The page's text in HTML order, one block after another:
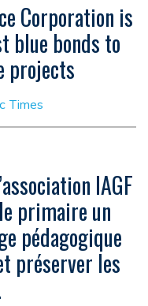
Corporation is
blue bonds to
projects
Times
IAGF
primaire un
pédagogique
préserver les